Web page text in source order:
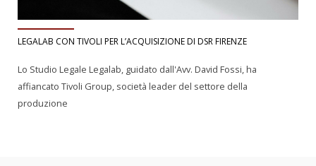
LEGALAB CON TIVOLI PER L’ACQUISIZIONE DI DSR FIRENZE
Lo Studio Legale Legalab, guidato dall'Avv. David Fossi, ha
affiancato Tivoli Group, società leader del settore della
produzione